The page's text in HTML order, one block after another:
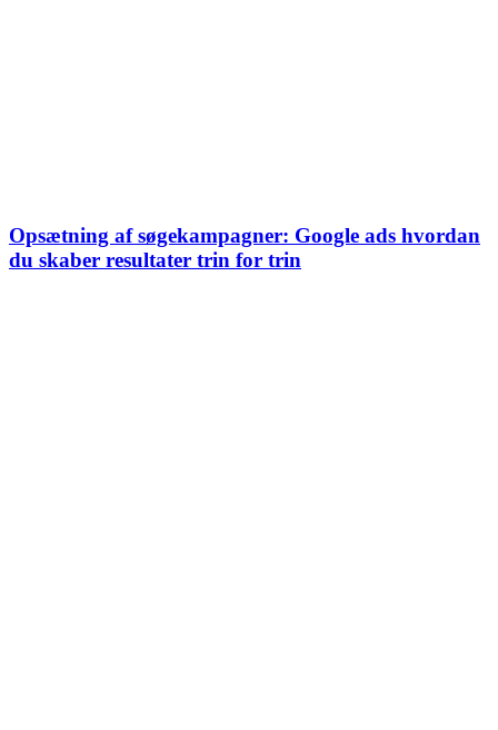
Opsætning af søgekampagner: Google ads hvordan
du skaber resultater trin for trin